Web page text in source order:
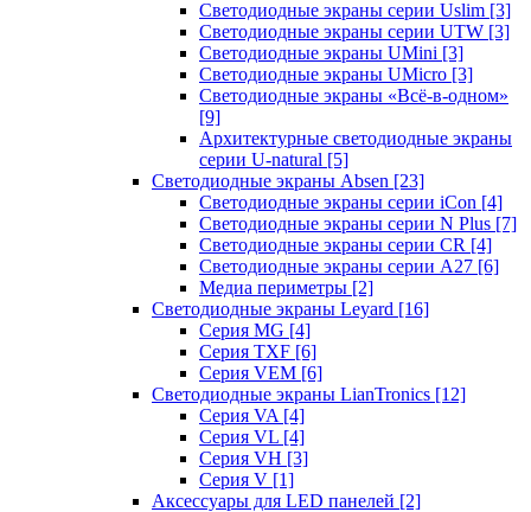
Светодиодные экраны серии Uslim [3]
Светодиодные экраны серии UTW [3]
Светодиодные экраны UMini [3]
Светодиодные экраны UMicro [3]
Светодиодные экраны «Всё-в-одном»
[9]
Архитектурные светодиодные экраны
серии U-natural [5]
Светодиодные экраны Absen [23]
Светодиодные экраны серии iCon [4]
Светодиодные экраны серии N Plus [7]
Светодиодные экраны серии CR [4]
Светодиодные экраны серии А27 [6]
Медиа периметры [2]
Светодиодные экраны Leyard [16]
Серия MG [4]
Серия TXF [6]
Серия VEM [6]
Светодиодные экраны LianTronics [12]
Серия VA [4]
Серия VL [4]
Серия VH [3]
Серия V [1]
Аксессуары для LED панелей [2]